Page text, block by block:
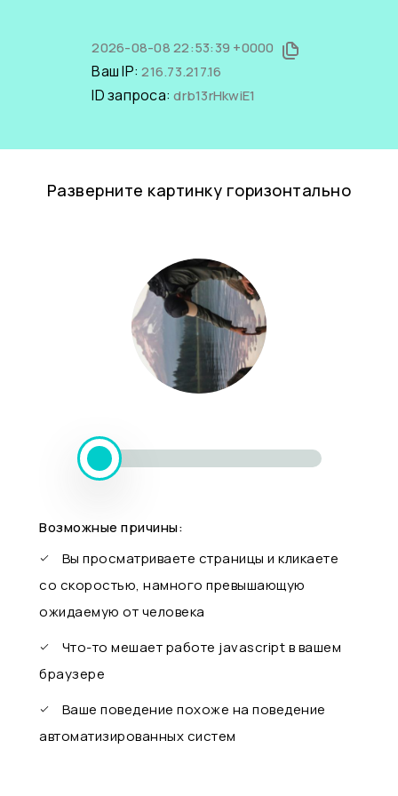
2026-08-08 22:53:39 +0000
Ваш IP:216.73.217.16
ID запроса:drb13rHkwiE1
Разверните картинку горизонтально
Возможные причины:
Вы просматриваете страницы и кликаете
со скоростью, намного превышающую
ожидаемую от человека
Что-то мешает работе javascript в вашем
браузере
Ваше поведение похоже на поведение
автоматизированных систем